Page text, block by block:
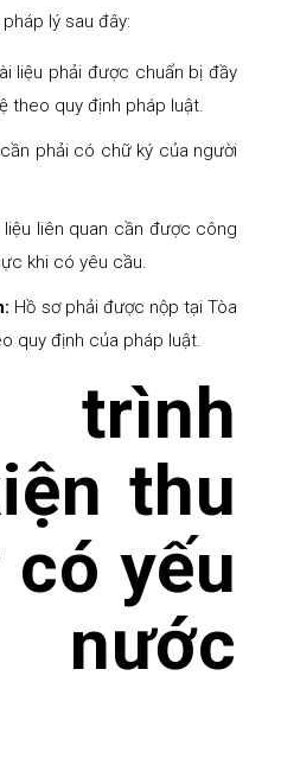
lý sau đây:
liệu phải được chuẩn bị đầy
theo quy định pháp luật.
phải có chữ ký của người
liệu liên quan cần được công
khi có yêu cầu.
Hồ sơ phải được nộp tại Tòa
quy định của pháp luật.
trình
thu
yếu